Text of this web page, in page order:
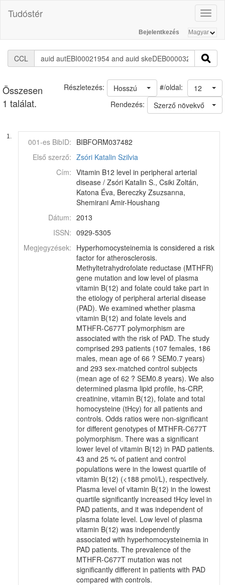
Tudóstér
Bejelentkezés
CCL
Összesen
1 találat.
#/oldal: 12
Hosszú
Részletezés:
Rendezés:
Szerző növekvő
1.
001-es BibID: BIBFORM037482
Első szerző: Zsóri Katalin Szilvia
Cím: Vitamin B12 level in peripheral arterial
disease / Zsóri Katalin S., Csiki Zoltán,
Katona Éva, Bereczky Zsuzsanna,
Shemirani Amir-Houshang
Dátum: 2013
ISSN: 0929-5305
Megjegyzések: Hyperhomocysteinemia is considered a risk
factor for atherosclerosis.
Methyltetrahydrofolate reductase (MTHFR)
gene mutation and low level of plasma
vitamin B(12) and folate could take part in
the etiology of peripheral arterial disease
(PAD). We examined whether plasma
vitamin B(12) and folate levels and
MTHFR-C677T polymorphism are
associated with the risk of PAD. The study
comprised 293 patients (107 females, 186
males, mean age of 66 ? SEM0.7 years)
and 293 sex-matched control subjects
(mean age of 62 ? SEM0.8 years). We also
determined plasma lipid profile, hs-CRP,
creatinine, vitamin B(12), folate and total
homocysteine (tHcy) for all patients and
controls. Odds ratios were non-significant
for different genotypes of MTHFR-C677T
polymorphism. There was a significant
lower level of vitamin B(12) in PAD patients.
43 and 25 % of patient and control
populations were in the lowest quartile of
vitamin B(12) (<188 pmol/L), respectively.
Plasma level of vitamin B(12) in the lowest
quartile significantly increased tHcy level in
PAD patients, and it was independent of
plasma folate level. Low level of plasma
vitamin B(12) was independently
associated with hyperhomocysteinemia in
PAD patients. The prevalence of the
MTHFR-C677T mutation was not
significantly different in patients with PAD
compared with controls.